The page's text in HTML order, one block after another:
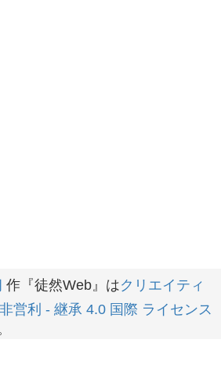
作『徒然Web』はクリエイティ
営利 - 継承 4.0 国際 ライセンス